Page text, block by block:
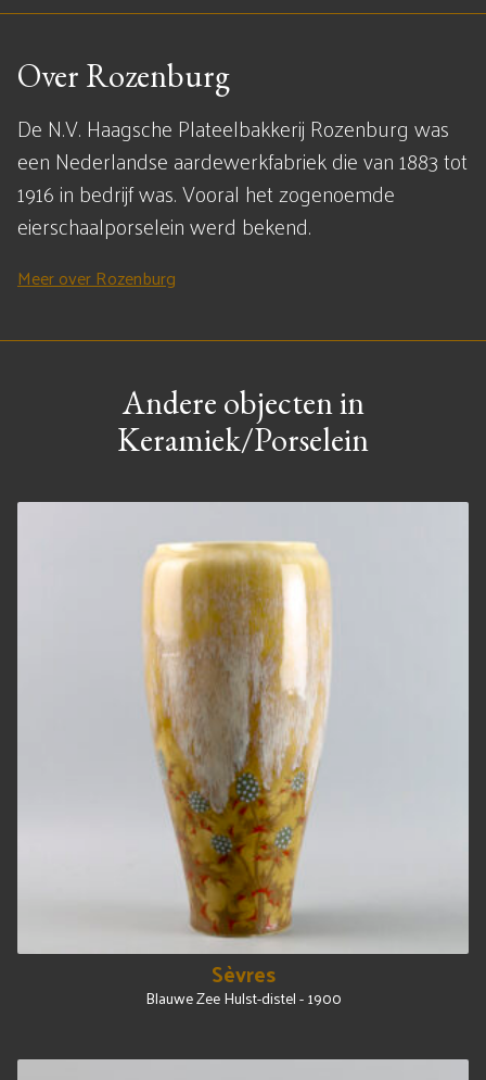
Over Rozenburg
De N.V. Haagsche Plateelbakkerij Rozenburg was
een Nederlandse aardewerkfabriek die van 1883 tot
1916 in bedrijf was. Vooral het zogenoemde
eierschaalporselein werd bekend.
Meer over Rozenburg
Andere objecten in
Keramiek/Porselein
Sèvres
Blauwe Zee Hulst-distel - 1900